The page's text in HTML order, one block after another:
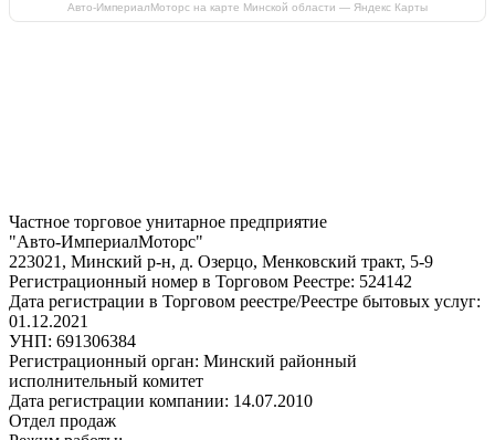
Авто-ИмпериалМоторс на карте Минской области — Яндекс Карты
Частное торговое унитарное предприятие
"Авто-ИмпериалМоторс"
223021, Минский р-н, д. Озерцо, Менковский тракт, 5-9
Регистрационный номер в Торговом Реестре: 524142
Дата регистрации в Торговом реестре/Реестре бытовых услуг:
01.12.2021
УНП: 691306384
Регистрационный орган: Минский районный
исполнительный комитет
Дата регистрации компании: 14.07.2010
Отдел продаж